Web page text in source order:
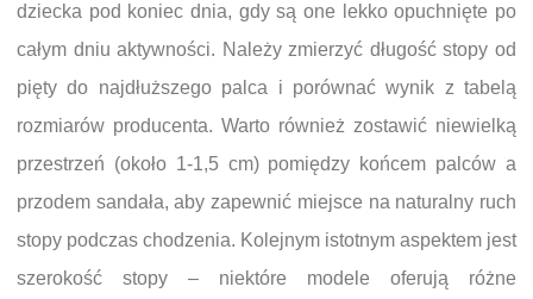
dziecka pod koniec dnia, gdy są one lekko opuchnięte po
całym dniu aktywności. Należy zmierzyć długość stopy od
pięty do najdłuższego palca i porównać wynik z tabelą
rozmiarów producenta. Warto również zostawić niewielką
przestrzeń (około 1-1,5 cm) pomiędzy końcem palców a
przodem sandała, aby zapewnić miejsce na naturalny ruch
stopy podczas chodzenia. Kolejnym istotnym aspektem jest
szerokość stopy – niektóre modele oferują różne